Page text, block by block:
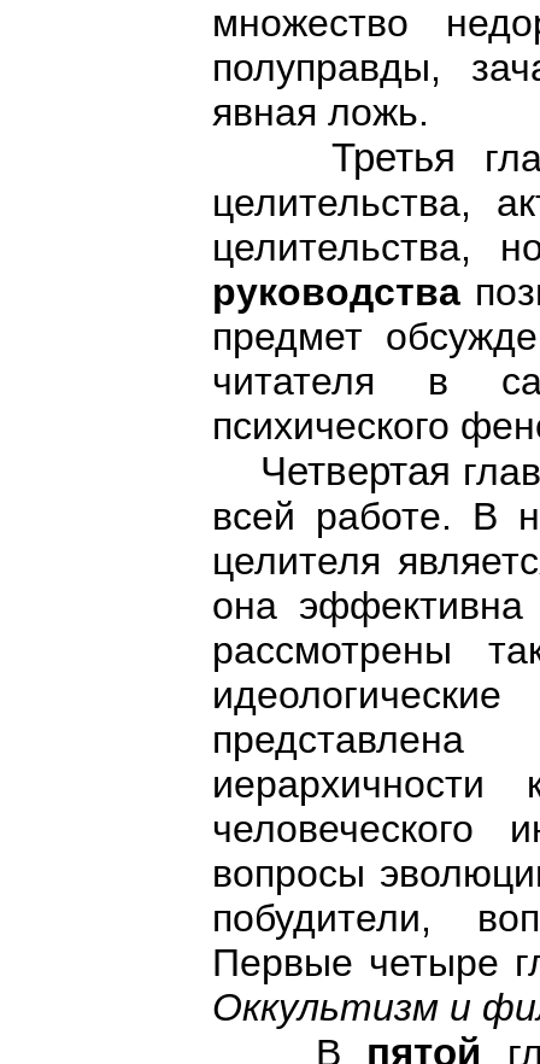
множество
полуправды,
явная ложь.
Третья
целительства,
целительства,
руководства
предмет
читателя в
психического
Четвертая
всей работе. В
целителя
она
рассмотрены
человеческого
вопросы
побудители,
Первые четыре
Оккультизм и
В пятой